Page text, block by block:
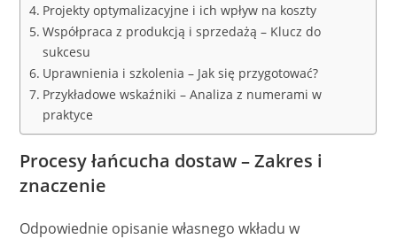
Projekty optymalizacyjne i ich wpływ na koszty
Współpraca z produkcją i sprzedażą – Klucz do
sukcesu
Uprawnienia i szkolenia – Jak się przygotować?
Przykładowe wskaźniki – Analiza z numerami w
praktyce
Procesy łańcucha dostaw – Zakres i
znaczenie
Odpowiednie opisanie własnego wkładu w